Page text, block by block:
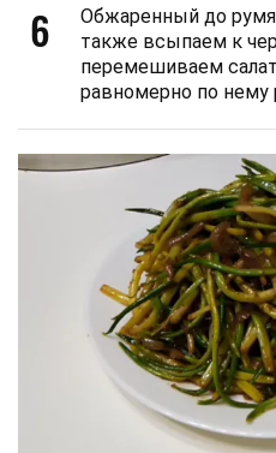
6
Обжаренный до
также всыпаем к
перемешиваем
равномерно по нему